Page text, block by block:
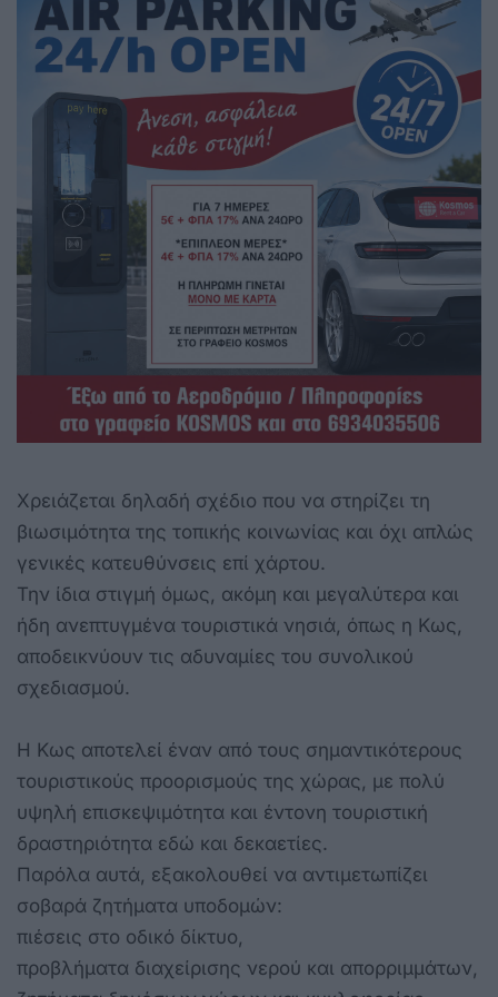
Χρειάζεται δηλαδή σχέδιο που να στηρίζει τη
βιωσιμότητα της τοπικής κοινωνίας και όχι απλώς
γενικές κατευθύνσεις επί χάρτου.
Την ίδια στιγμή όμως, ακόμη και μεγαλύτερα και
ήδη ανεπτυγμένα τουριστικά νησιά, όπως η Κως,
αποδεικνύουν τις αδυναμίες του συνολικού
σχεδιασμού.
Η Κως αποτελεί έναν από τους σημαντικότερους
τουριστικούς προορισμούς της χώρας, με πολύ
υψηλή επισκεψιμότητα και έντονη τουριστική
δραστηριότητα εδώ και δεκαετίες.
Παρόλα αυτά, εξακολουθεί να αντιμετωπίζει
σοβαρά ζητήματα υποδομών:
πιέσεις στο οδικό δίκτυο,
προβλήματα διαχείρισης νερού και απορριμμάτων,